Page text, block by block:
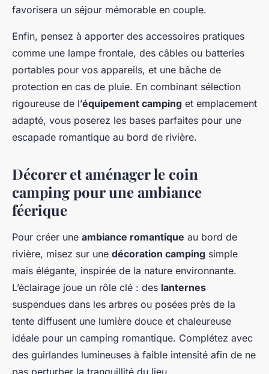
favorisera un séjour mémorable en couple.
Enfin, pensez à apporter des accessoires pratiques
comme une lampe frontale, des câbles ou batteries
portables pour vos appareils, et une bâche de
protection en cas de pluie. En combinant sélection
rigoureuse de l’équipement camping et emplacement
adapté, vous poserez les bases parfaites pour une
escapade romantique au bord de rivière.
Décorer et aménager le coin
camping pour une ambiance
féerique
Pour créer une ambiance romantique au bord de
rivière, misez sur une décoration camping simple
mais élégante, inspirée de la nature environnante.
L’éclairage joue un rôle clé : des lanternes
suspendues dans les arbres ou posées près de la
tente diffusent une lumière douce et chaleureuse
idéale pour un camping romantique. Complétez avec
des guirlandes lumineuses à faible intensité afin de ne